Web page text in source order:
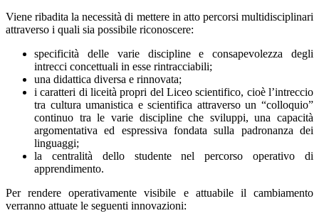
Viene ribadita la necessità di mettere in atto percorsi multidisciplinari
attraverso i quali sia possibile riconoscere:
specificità delle varie discipline e consapevolezza degli
intrecci concettuali in esse rintracciabili;
una didattica diversa e rinnovata;
i caratteri di liceità propri del Liceo scientifico, cioè l’intreccio
tra cultura umanistica e scientifica attraverso un “colloquio”
continuo tra le varie discipline che sviluppi, una capacità
argomentativa ed espressiva fondata sulla padronanza dei
linguaggi;
la centralità dello studente nel percorso operativo di
apprendimento.
Per rendere operativamente visibile e attuabile il cambiamento
verranno attuate le seguenti innovazioni: